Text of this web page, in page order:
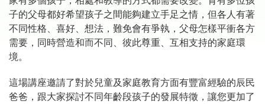
子的父母都好希望孩子之間能夠建立手足之情，但各人有著
不同性格、喜好、想法，難免會有爭執，父母怎樣平衝各方
需要，同時營造和而不同、彼此尊重、互相支持的家庭環
境。
這場講座邀請了對於兒童及家庭教育方面有豐富經驗的辰民
爸爸，跟大家探討不同年齡段孩子的發展特徵，讓您更加了